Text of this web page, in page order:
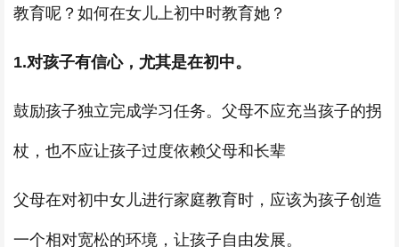
教育呢？如何在女儿上初中时教育她？
1.对孩子有信心，尤其是在初中。
鼓励孩子独立完成学习任务。父母不应充当孩子的拐
杖，也不应让孩子过度依赖父母和长辈
父母在对初中女儿进行家庭教育时，应该为孩子创造
一个相对宽松的环境，让孩子自由发展。